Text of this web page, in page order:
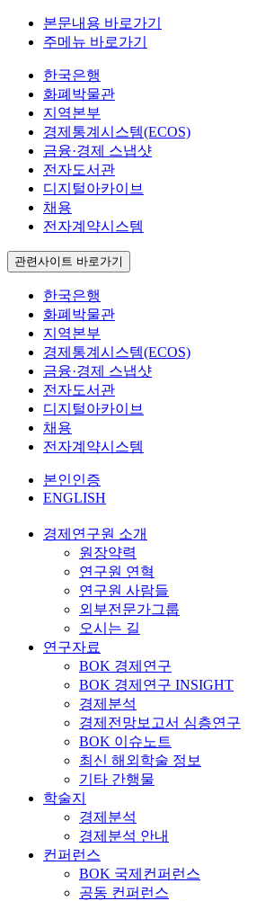
본문내용 바로가기
주메뉴 바로가기
한국은행
화폐박물관
지역본부
경제통계시스템(ECOS)
금융·경제 스냅샷
전자도서관
디지털아카이브
채용
전자계약시스템
관련사이트 바로가기
한국은행
화폐박물관
지역본부
경제통계시스템(ECOS)
금융·경제 스냅샷
전자도서관
디지털아카이브
채용
전자계약시스템
본인인증
ENGLISH
경제연구원 소개
원장약력
연구원 연혁
연구원 사람들
외부전문가그룹
오시는 길
연구자료
BOK 경제연구
BOK 경제연구 INSIGHT
경제분석
경제전망보고서 심층연구
BOK 이슈노트
최신 해외학술 정보
기타 간행물
학술지
경제분석
경제분석 안내
컨퍼런스
BOK 국제컨퍼런스
공동 컨퍼런스